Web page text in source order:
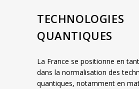
TECHNOLOGIES
QUANTIQUES
La France se positionne en
dans la normalisation des
quantiques, notamment en